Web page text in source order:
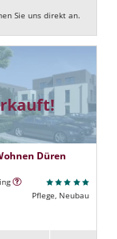
Sie uns direkt an.
Düren
Pflege, Neubau